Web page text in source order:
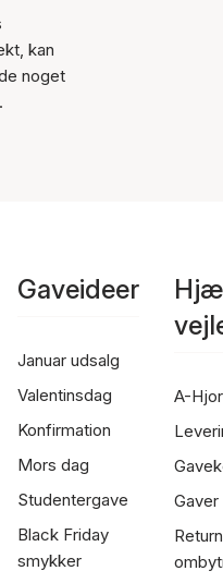
kan
noget
Gaveideer
Januar udsalg
Valentinsdag
Konfirmation
Mors dag
Studentergave
Black Friday
smykker
A-